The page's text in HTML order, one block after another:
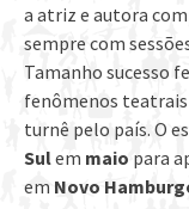
a atriz e autora
sempre com
Tamanho sucesso
fenômenos teatrais
turnê pelo país. O
Sulem maio para
em Novo